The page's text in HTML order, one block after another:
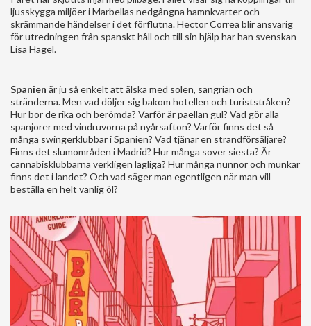
ljusskygga miljöer i Marbellas nedgångna hamnkvarter och
skrämmande händelser i det förflutna. Hector Correa blir ansvarig
för utredningen från spanskt håll och till sin hjälp har han svenskan
Lisa Hagel.
Spanien är ju så enkelt att älska med solen, sangrian och
stränderna. Men vad döljer sig bakom hotellen och turiststråken?
Hur bor de rika och berömda? Varför är paellan gul? Vad gör alla
spanjorer med vindruvorna på nyårsafton? Varför finns det så
många swingerklubbar i Spanien? Vad tjänar en strandförsäljare?
Finns det slumområden i Madrid? Hur många sover siesta? Är
cannabisklubbarna verkligen lagliga? Hur många nunnor och munkar
finns det i landet? Och vad säger man egentligen när man vill
beställa en helt vanlig öl?